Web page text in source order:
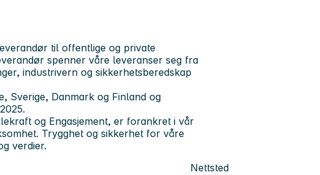
til offentlige og private
spenner våre leveranser seg fra
industrivern og sikkerhetsberedskap
Sverige, Danmark og Finland og
og Engasjement, er forankret i vår
Trygghet og sikkerhet for våre
verdier.
Nettsted